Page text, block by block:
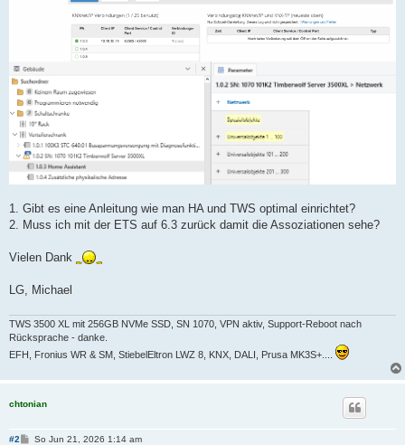
1. Gibt es eine Anleitung wie man HA und TWS optimal einrichtet?
2. Muss ich mit der ETS auf 6.3 zurück damit die Assoziationen sehe?
Vielen Dank
LG, Michael
TWS 3500 XL mit 256GB NVMe SSD, SN 1070, VPN aktiv, Support-Reboot nach
Rücksprache - danke.
EFH, Fronius WR & SM, StiebelEltron LWZ 8, KNX, DALI, Prusa MK3S+....
chtonian
#2
BSo Jun 21, 2026 1:14 am